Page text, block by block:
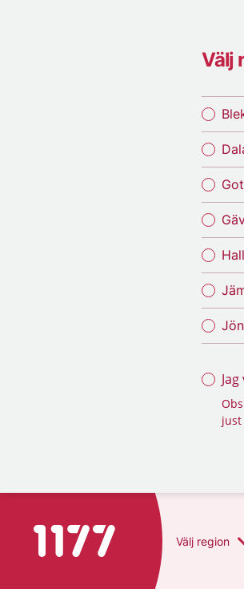
Välj
Till startsidan för 1177 Välj region